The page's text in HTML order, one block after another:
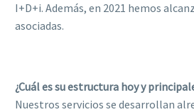
I+D+i. Además, en 2021 hemos
asociadas.
¿Cuál es su estructura hoy y
Nuestros servicios se desarrollan